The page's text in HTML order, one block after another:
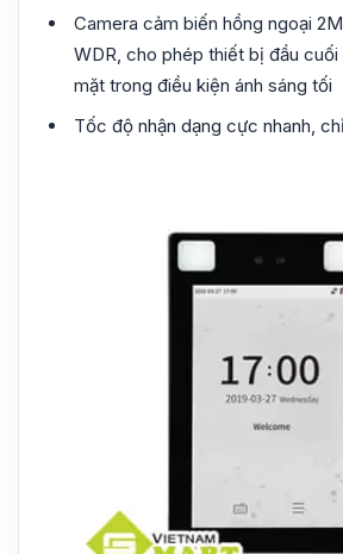
Camera cảm biến hồng ngoại
WDR, cho phép thiết bị đầu cuối
mặt trong điều kiện ánh sáng tối
Tốc độ nhận dạng cực nhanh,